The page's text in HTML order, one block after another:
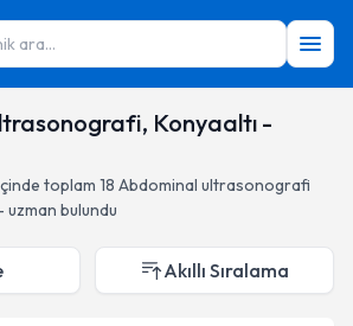
ara...
Konyaaltı -
toplam 18 Abdominal ultrasonografi
bulundu
Akıllı Sıralama